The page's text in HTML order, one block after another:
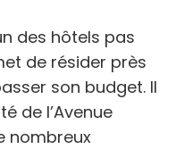
des hôtels pas
de résider près
son budget. Il
de l’Avenue
nombreux